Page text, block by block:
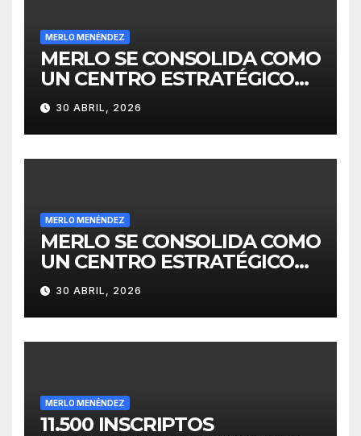
MERLO MENÉNDEZ
MERLO SE CONSOLIDA COMO
UN CENTRO ESTRATÉGICO
PARA EL DESARROLLO DE
INVERSIONES
30 ABRIL, 2026
MERLO MENÉNDEZ
MERLO SE CONSOLIDA COMO
UN CENTRO ESTRATÉGICO
PARA EL DESARROLLO DE
INVERSIONES
30 ABRIL, 2026
MERLO MENÉNDEZ
11.500 INSCRIPTOS